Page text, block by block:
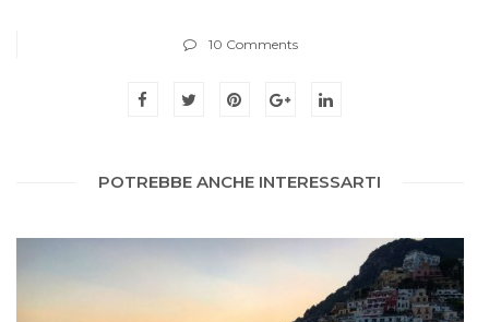
10 Comments
POTREBBE ANCHE INTERESSARTI